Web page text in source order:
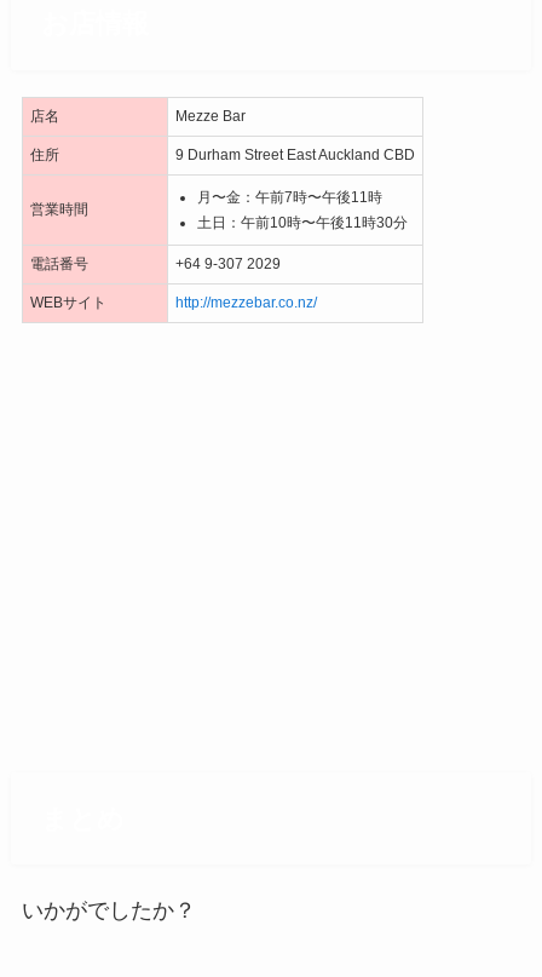
店名 Mezze Bar
住所 9 Durham Street East Auckland CBD
営業時間
月〜金：午前7時〜午後11時
土日：午前10時〜午後11時30分
電話番号 +64 9-307 2029
WEBサイト http://mezzebar.co.nz/
いかがでしたか？